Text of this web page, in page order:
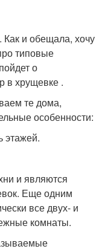
Как и обещала, хочу
типовые
о
в хрущевке .
те дома,
особенности:
этажей.
и являются
Еще одним
все двух- и
комнаты.